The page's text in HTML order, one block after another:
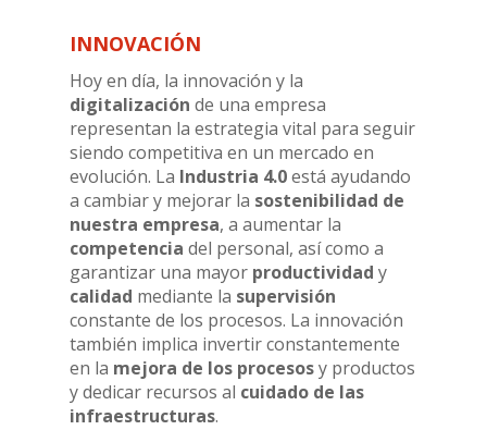
INNOVACIÓN
Hoy en día, la innovación y la
digitalización de una empresa
representan la estrategia vital para seguir
siendo competitiva en un mercado en
evolución. La Industria 4.0está ayudando
a cambiar y mejorar la sostenibilidad de
nuestra empresa, a aumentar la
competencia del personal, así como a
garantizar una mayor productividad y
calidad mediante la supervisión
constante de los procesos. La innovación
también implica invertir constantemente
en la mejora de los procesosy productos
y dedicar recursos al cuidado de las
infraestructuras.